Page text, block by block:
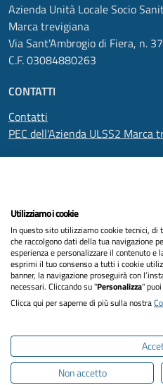
Azienda Unità Locale Socio
Marca trevigiana
Via Sant'Ambrogio di Fiera, n.
C.F. 03084880263
CONTATTI
Contatti
PEC dell'Azienda ULSS2 Marca
Informativa privacy
Dichiarazione di accessibilità
Note legali
Utilizziamo i cookie
In questo sito utilizziamo cookie tecnici,
che raccolgono dati della tua navigazione
esperienza e personalizzare il contenuto e
esprimi il tuo consenso a tutti i cookie
banner, la navigazione proseguirà con
necessari. Cliccando su "Personalizza"
Clicca qui per saperne di più sulla nostra
Non accetto